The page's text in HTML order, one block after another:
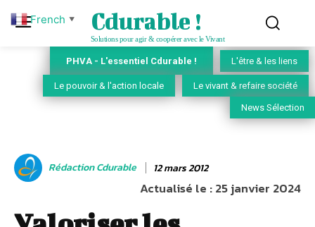
Cdurable !
Solutions pour agir & coopérer avec le Vivant
PHVA - L'essentiel Cdurable ! L'être & les liens
Le pouvoir & l'action locale Le vivant & refaire société
News Sélection
Rédaction Cdurable 12 mars 2012
Actualisé le :25 janvier 2024
French ▼